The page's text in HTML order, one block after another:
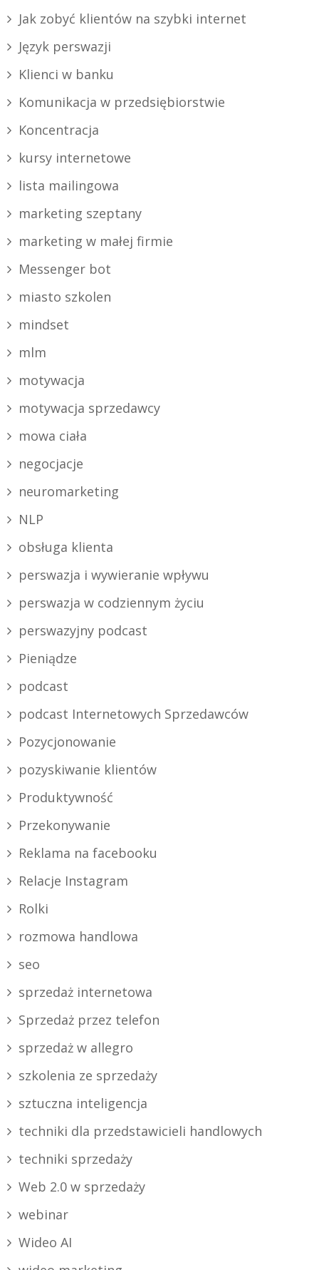
Jak zobyć klientów na szybki internet
Język perswazji
Klienci w banku
Komunikacja w przedsiębiorstwie
Koncentracja
kursy internetowe
lista mailingowa
marketing szeptany
marketing w małej firmie
Messenger bot
miasto szkolen
mindset
mlm
motywacja
motywacja sprzedawcy
mowa ciała
negocjacje
neuromarketing
NLP
obsługa klienta
perswazja i wywieranie wpływu
perswazja w codziennym życiu
perswazyjny podcast
Pieniądze
podcast
podcast Internetowych Sprzedawców
Pozycjonowanie
pozyskiwanie klientów
Produktywność
Przekonywanie
Reklama na facebooku
Relacje Instagram
Rolki
rozmowa handlowa
seo
sprzedaż internetowa
Sprzedaż przez telefon
sprzedaż w allegro
szkolenia ze sprzedaży
sztuczna inteligencja
techniki dla przedstawicieli handlowych
techniki sprzedaży
Web 2.0 w sprzedaży
webinar
Wideo AI